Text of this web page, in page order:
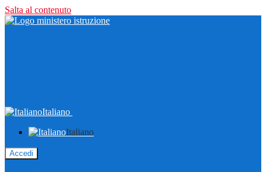
Salta al contenuto
Italiano
Italiano
Accedi